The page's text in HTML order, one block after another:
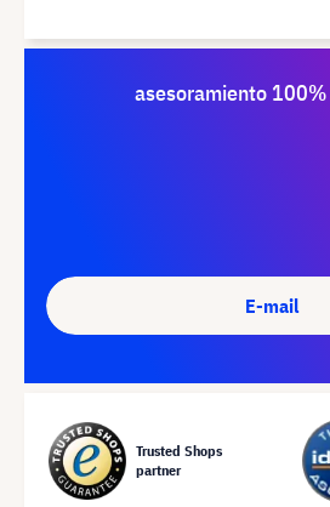
asesoramiento
E-mail
Trusted Shops
partner